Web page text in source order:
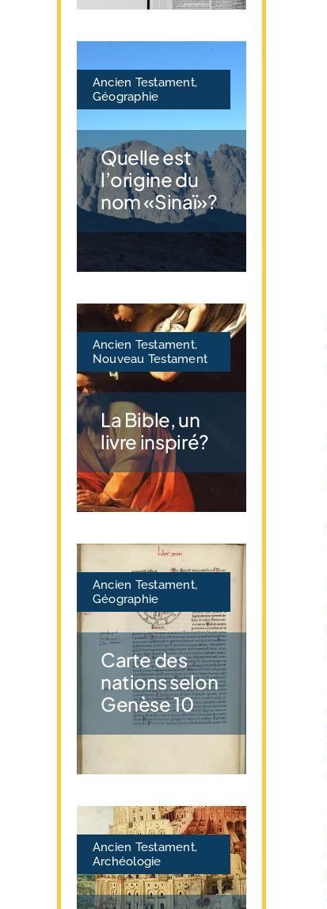
Ancien Testament,
Géographie
Quelle est
l’origine du
nom «Sinaï»?
Ancien Testament,
Nouveau Testament
La Bible, un
livre inspiré?
Ancien Testament,
Géographie
Carte des
nations selon
Genèse 10
Ancien Testament,
Archéologie